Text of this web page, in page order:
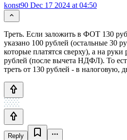
konst90 Dec 17 2024 at 04:50
Треть. Если заложить в ФОТ 130
указано 100 рублей (остальные 30
которые платятся сверху), а на
рублей (после вычета НДФЛ). То
треть от 130 рублей - в налоговую,
Reply